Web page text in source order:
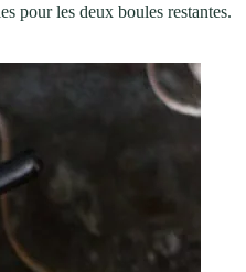
pour les deux boules restantes.